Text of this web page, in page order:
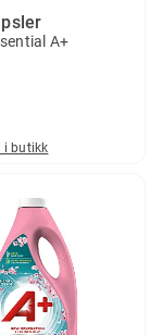
A+
i butikk